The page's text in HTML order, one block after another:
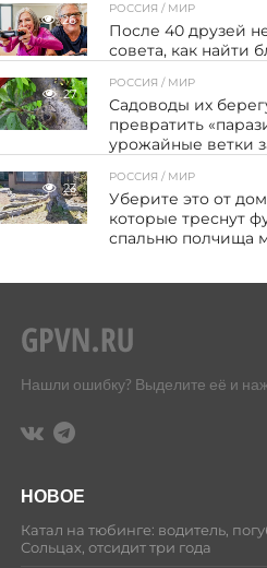
26
РОССИЯ / МИР
После 40 друзей
совета, как найти
27
РОССИЯ / МИР
Садоводы их
превратить
урожайные ветки
23
РОССИЯ / МИР
Уберите это от
которые треснут
спальню полчища
Нашли ошибку? Выделите её и
НОВОЕ
Катал на тюбинге: водитель,
Сольцах, отсидит три года